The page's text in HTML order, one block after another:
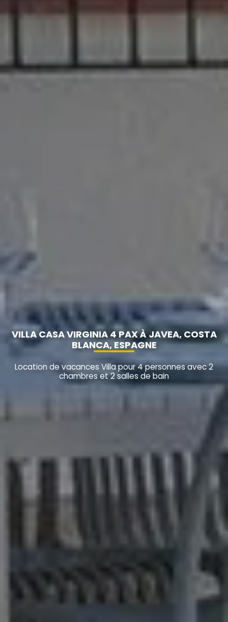
VILLA CASA VIRGINIA 4 PAX À JAVEA, COSTA
BLANCA, ESPAGNE
Location de vacances Villa pour 4 personnes avec 2
chambres et 2 salles de bain